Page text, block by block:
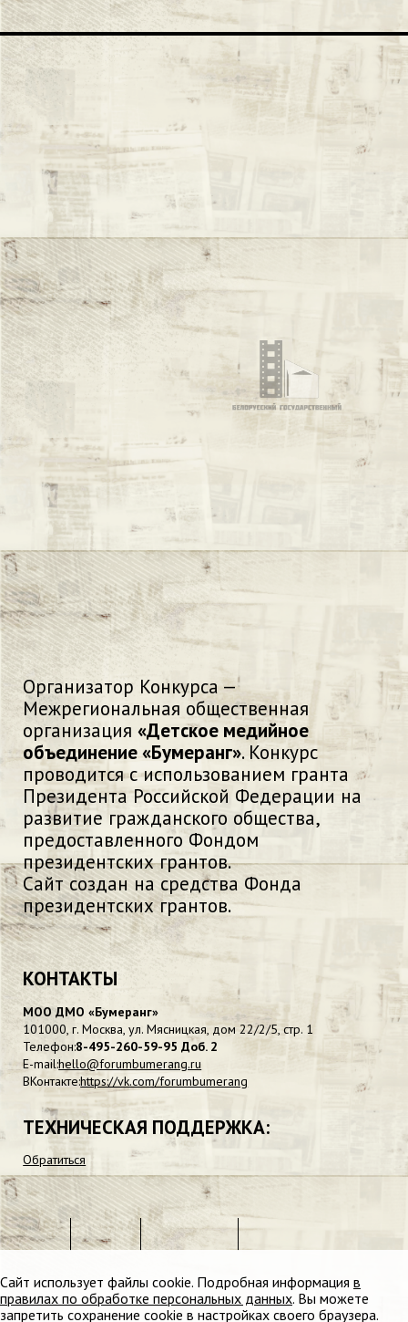
Организатор Конкурса —
Межрегиональная общественная
организация «Детское медийное
объединение «Бумеранг». Конкурс
проводится с использованием гранта
Президента Российской Федерации на
развитие гражданского общества,
предоставленного Фондом
президентских грантов.
Сайт создан на средства Фонда
президентских грантов.
КОНТАКТЫ
МОО ДМО «Бумеранг»
101000, г. Москва, ул. Мясницкая, дом 22/2/5, стр. 1
Телефон:8-495-260-59-95 Доб. 2
E-mail:hello@forumbumerang.ru
ВКонтакте:https://vk.com/forumbumerang
ТЕХНИЧЕСКАЯ ПОДДЕРЖКА:
Обратиться
Сайт использует файлы cookie. Подробная информация в
правилах по обработке персональных данных. Вы можете
запретить сохранение cookie в настройках своего браузера.